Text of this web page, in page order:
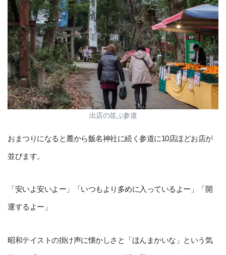
出店の並ぶ参道
おまつりになると麓から飯名神社に続く参道に10店ほどお店が
並びます。
「安いよ安いよー」「いつもより多めに入っているよー」「開
運するよー」
昭和テイストの掛け声に懐かしさと「ほんまかいな」という気